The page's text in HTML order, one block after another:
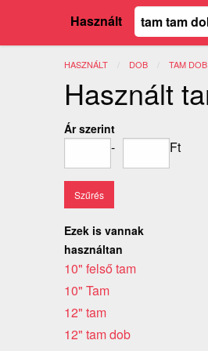
Használt
HASZNÁLT DOB TAM DOB
Használt
Ár szerint
- Ft
Ezek is vannak
használtan
10" felső tam
10" Tam
12" tam
12" tam dob